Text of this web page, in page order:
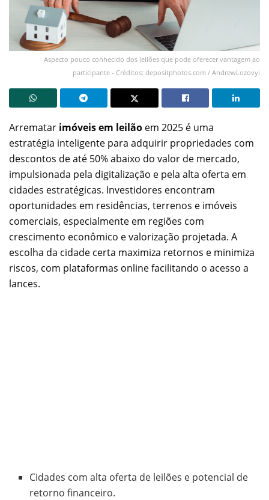
Aspecto pouco conhecido dos leilões que pode oferecer vantagem ao
participante - Créditos: depositphotos.com / AndrewLozovyi
Arrematar imóveis em leilão em 2025 é uma
estratégia inteligente para adquirir propriedades com
descontos de até 50% abaixo do valor de mercado,
impulsionada pela digitalização e pela alta oferta em
cidades estratégicas. Investidores encontram
oportunidades em residências, terrenos e imóveis
comerciais, especialmente em regiões com
crescimento econômico e valorização projetada. A
escolha da cidade certa maximiza retornos e minimiza
riscos, com plataformas online facilitando o acesso a
lances.
Cidades com alta oferta de leilões e potencial de
retorno financeiro.